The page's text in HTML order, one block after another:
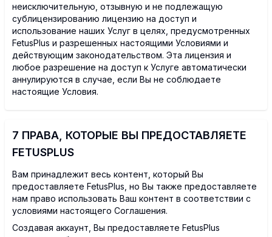
неисключительную, отзывную и не подлежащую
сублицензированию лицензию на доступ и
использование наших Услуг в целях, предусмотренных
FetusPlus и разрешенных настоящими Условиями и
действующим законодательством. Эта лицензия и
любое разрешение на доступ к Услуге автоматически
аннулируются в случае, если Вы не соблюдаете
настоящие Условия.
7 ПРАВА, КОТОРЫЕ ВЫ ПРЕДОСТАВЛЯЕТЕ
FETUSPLUS
Вам принадлежит весь контент, который Вы
предоставляете FetusPlus, но Вы также предоставляете
нам право использовать Ваш контент в соответствии с
условиями настоящего Соглашения.
Создавая аккаунт, Вы предоставляете FetusPlus